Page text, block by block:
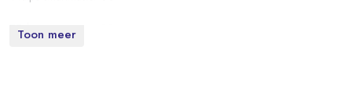
TTulpe smartmaster 80
Toon meer